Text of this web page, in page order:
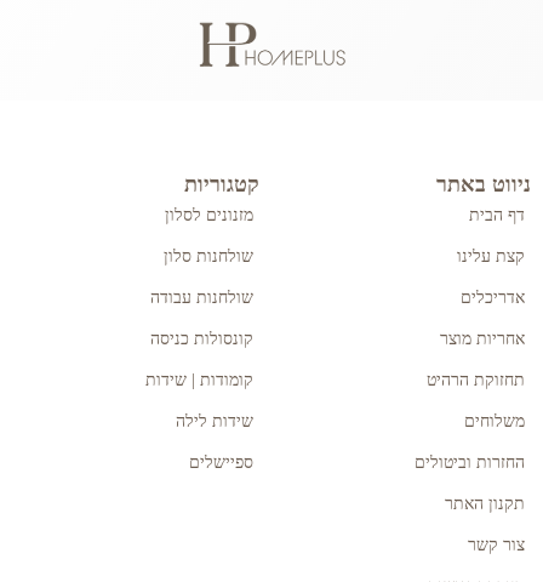
ניווט באתר
דף הבית
קצת עלינו
אדריכלים
אחריות מוצר
תחזוקת הרהיט
משלוחים
החזרות וביטולים
תקנון האתר
צור קשר
קטגוריות
מזנונים לסלון
שולחנות סלון
שולחנות עבודה
קונסולות כניסה
קומודות | שידות
שידות לילה
ספיישלים